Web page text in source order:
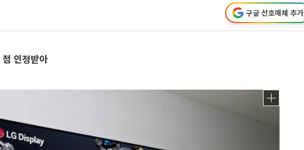
구글 선호매체 추가
인정받아